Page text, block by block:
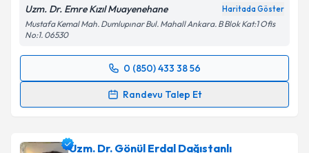
Uzm. Dr. Emre Kızıl Muayenehane Haritada Göster
Mustafa Kemal Mah. Dumlupınar Bul. Mahall Ankara. B Blok Kat:1 Ofis
No:1. 06530
0 (850) 433 38 56
Randevu Talep Et
Randevu Takvimi Talebi
için bir takvim hazırlandığında e-posta ile
Uzm. Dr. Gönül Erdal Dağıstanlı